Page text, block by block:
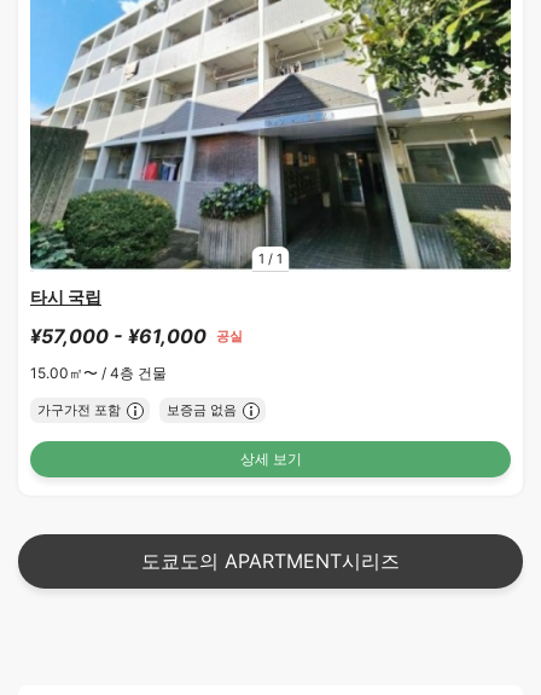
1 / 1
타시 국립
¥57,000 - ¥61,000 공실
15.00㎡〜 / 4층 건물
가구가전 포함 보증금 없음
상세 보기
도쿄도의 APARTMENT시리즈